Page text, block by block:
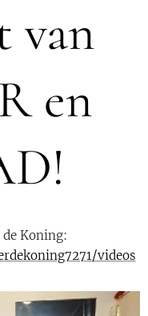
van
en
de Koning:
videos